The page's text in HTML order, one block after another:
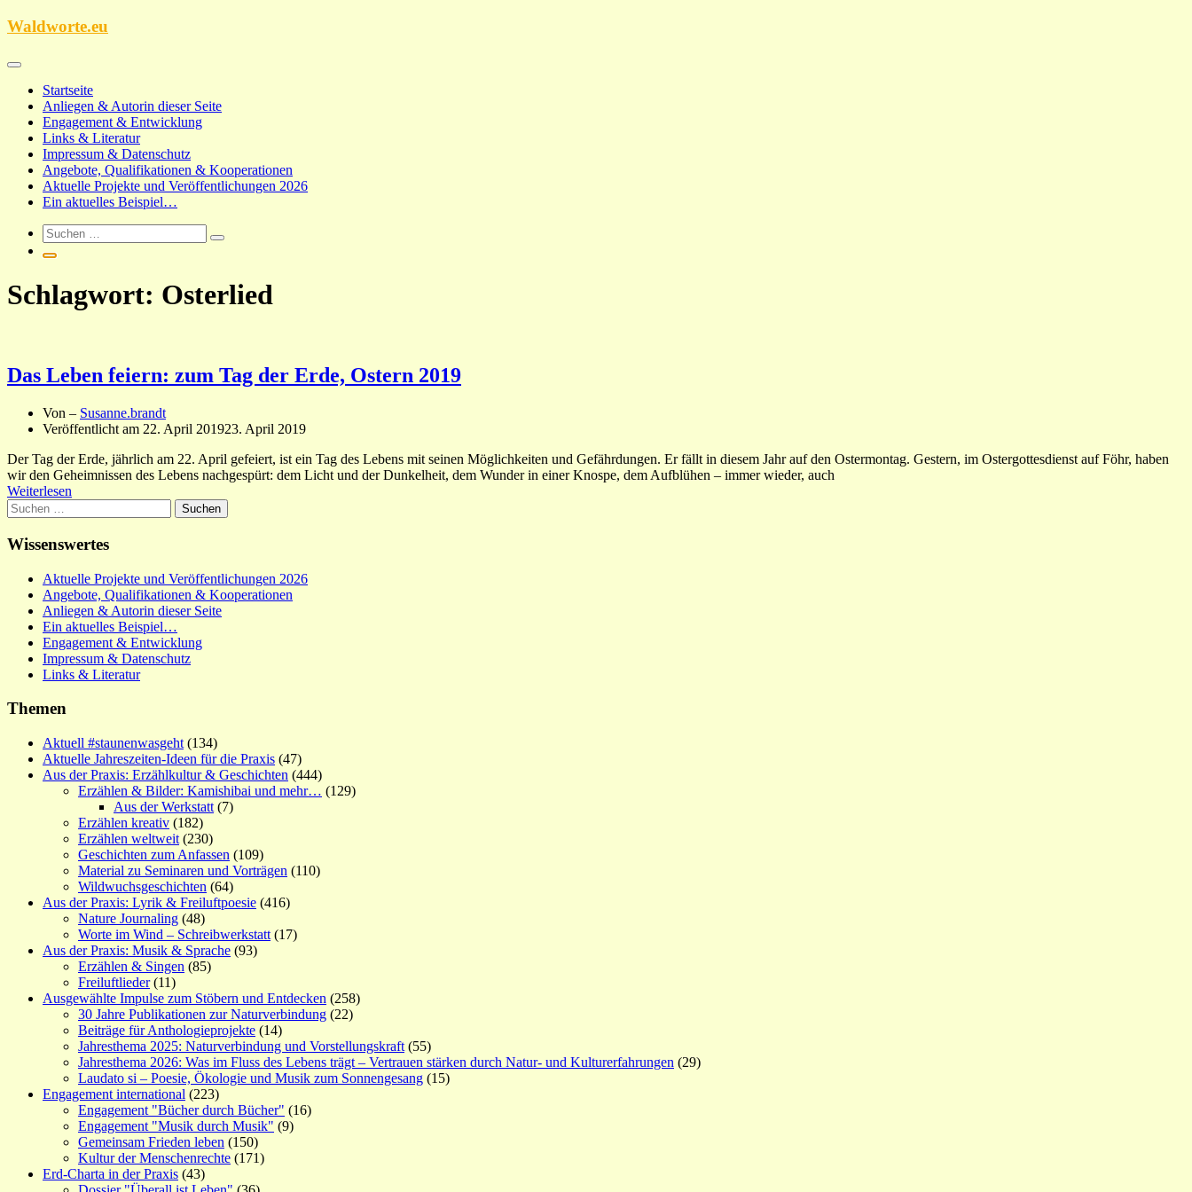
Zum
Waldworte.eu
Startseite
Anliegen & Autorin dieser Seite
Engagement & Entwicklung
Links & Literatur
Impressum & Datenschutz
Angebote, Qualifikationen & Kooperationen
Aktuelle Projekte und Veröffentlichungen 2026
Ein aktuelles Beispiel…
Schlagwort: Osterlied
Das Leben feiern: zum Tag der Erde, Ostern 2019
Von – Susanne.brandt
Veröffentlicht am 22. April 201923. April 2019
Der Tag der Erde, jährlich am 22. April gefeiert, ist ein Tag des Lebens mit seinen Möglichkeiten und Gefährdungen. Er fällt in diesem Jahr auf den Ostermontag. Gestern, im Ostergottesdienst auf Föhr, haben
wir den Geheimnissen des Lebens nachgespürt: dem Licht und der Dunkelheit, dem Wunder in einer Knospe, dem Aufblühen – immer wieder, auch
Weiterlesen
Suchen
nach:
Wissenswertes
Aktuelle Projekte und Veröffentlichungen 2026
Angebote, Qualifikationen & Kooperationen
Anliegen & Autorin dieser Seite
Ein aktuelles Beispiel…
Engagement & Entwicklung
Impressum & Datenschutz
Links & Literatur
Themen
Aktuell #staunenwasgeht (134)
Aktuelle Jahreszeiten-Ideen für die Praxis (47)
Aus der Praxis: Erzählkultur & Geschichten (444)
Erzählen & Bilder: Kamishibai und mehr… (129)
Aus der Werkstatt (7)
Erzählen kreativ (182)
Erzählen weltweit (230)
Geschichten zum Anfassen (109)
Material zu Seminaren und Vorträgen (110)
Wildwuchsgeschichten (64)
Aus der Praxis: Lyrik & Freiluftpoesie (416)
Nature Journaling (48)
Worte im Wind – Schreibwerkstatt (17)
Aus der Praxis: Musik & Sprache (93)
Erzählen & Singen (85)
Freiluftlieder(11)
Ausgewählte Impulse zum Stöbern und Entdecken (258)
30 Jahre Publikationen zur Naturverbindung (22)
Beiträge für Anthologieprojekte (14)
Jahresthema 2025: Naturverbindung und Vorstellungskraft (55)
Jahresthema 2026: Was im Fluss des Lebens trägt – Vertrauen stärken durch Natur- und Kulturerfahrungen (29)
Laudato si – Poesie, Ökologie und Musik zum Sonnengesang (15)
Engagement international (223)
Engagement "Bücher durch Bücher" (16)
Engagement "Musik durch Musik" (9)
Gemeinsam Frieden leben (150)
Kultur der Menschenrechte (171)
Erd-Charta in der Praxis (43)